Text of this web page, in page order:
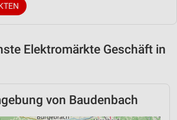
Elektromärkte Geschäft in
von Baudenbach